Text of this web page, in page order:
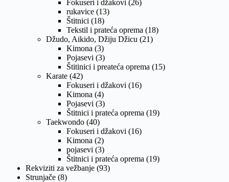
Fokuseri i džakovi (26)
rukavice (13)
Štitnici (18)
Tekstil i prateća oprema (18)
Džudo, Aikido, Džiju Džicu (21)
Kimona (3)
Pojasevi (3)
Štitinici i preateća oprema (15)
Karate (42)
Fokuseri i džakovi (16)
Kimona (4)
Pojasevi (3)
Štitnici i prateća oprema (19)
Taekwondo (40)
Fokuseri i džakovi (16)
Kimona (2)
pojasevi (3)
Štitnici i prateća oprema (19)
Rekviziti za vežbanje (93)
Strunjače (8)